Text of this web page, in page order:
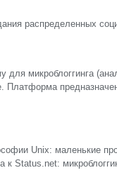
распределенных
микроблоггинга
Платформа
Unix: маленькие
к Status.net: